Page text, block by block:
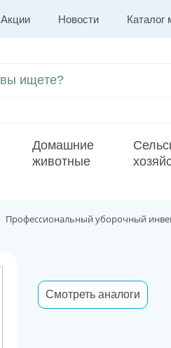
Акции Новости Каталог
Домашние
животные
Профессиональный уборочный
Смотреть аналоги